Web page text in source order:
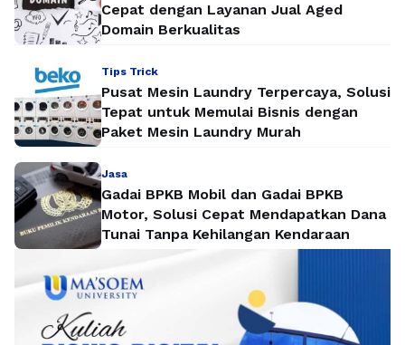
Cepat dengan Layanan Jual Aged
Domain Berkualitas
Tips Trick
Pusat Mesin Laundry Terpercaya, Solusi
Tepat untuk Memulai Bisnis dengan
Paket Mesin Laundry Murah
Jasa
Gadai BPKB Mobil dan Gadai BPKB
Motor, Solusi Cepat Mendapatkan Dana
Tunai Tanpa Kehilangan Kendaraan